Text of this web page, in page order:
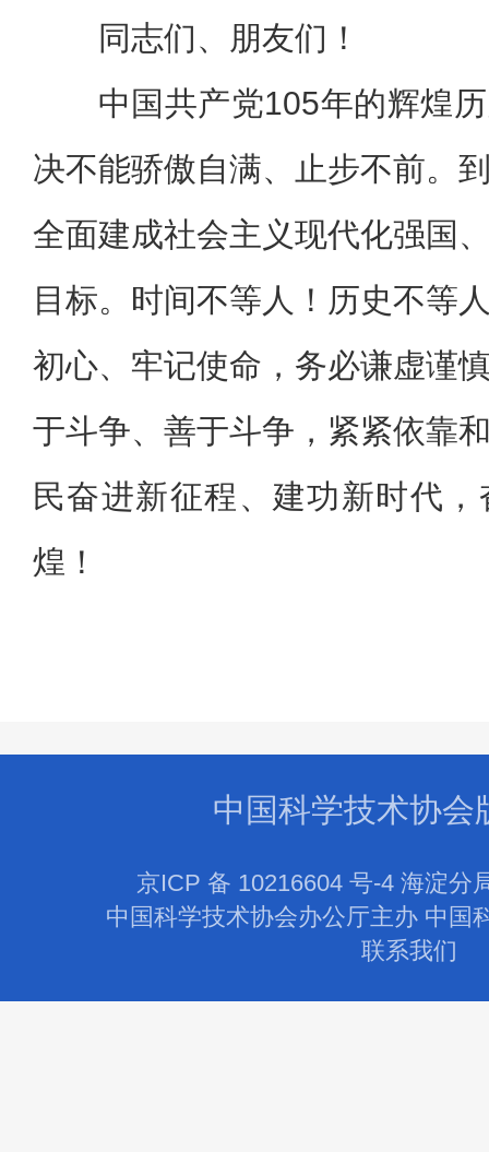
同志们、朋友们！
中国共产党105年的辉煌
决不能骄傲自满、止步不前。
全面建成社会主义现代化强国
目标。时间不等人！历史不等
初心、牢记使命，务必谦虚谨
于斗争、善于斗争，紧紧依靠
民奋进新征程、建功新时代
煌！
中国科学技术协会
京ICP 备 10216604 号-4 海淀分
中国科学技术协会办公厅主办 中国
联系我们